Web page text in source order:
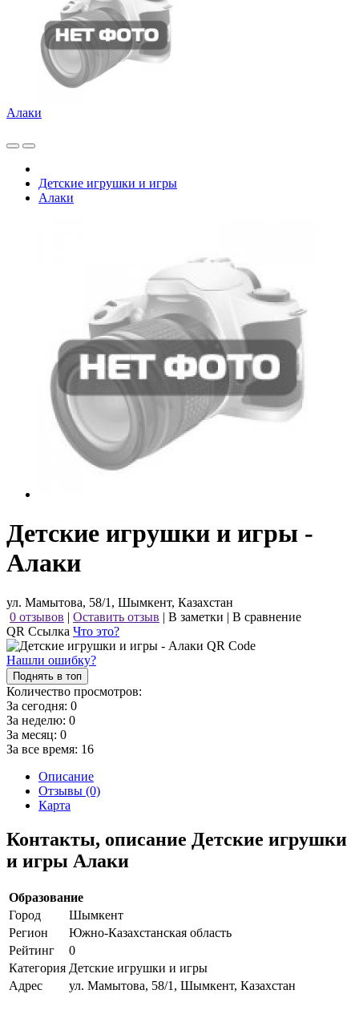
Алаки
Детские игрушки и игры
Алаки
Детские игрушки и игры -
Алаки
ул. Мамытова, 58/1, Шымкент, Казахстан
0 отзывов | Оставить отзыв | В заметки | В сравнение
QR Ссылка Что это?
Нашли ошибку?
Поднять в топ
Количество просмотров:
За сегодня: 0
За неделю: 0
За месяц: 0
За все время: 16
Описание
Отзывы (0)
Карта
Контакты, описание Детские игрушки
и игры Алаки
Образование
Город
Шымкент
Регион
Южно-Казахстанская область
Рейтинг
0
Категория Детские игрушки и игры
Адрес
ул. Мамытова, 58/1, Шымкент, Казахстан